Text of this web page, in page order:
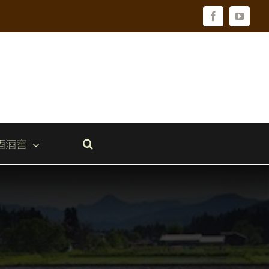
Facebook
酒窖